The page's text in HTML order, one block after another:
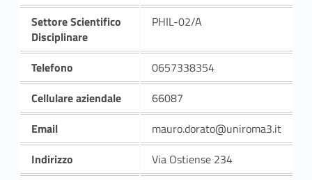
Settore Scientifico
Disciplinare
PHIL-02/A
Telefono
0657338354
Cellulare aziendale
66087
Email
mauro.dorato@uniroma3.it
Indirizzo
Via Ostiense 234